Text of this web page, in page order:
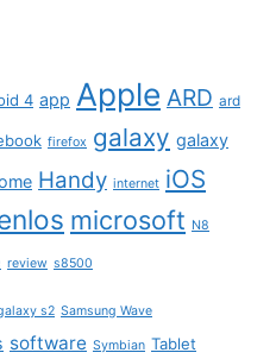
4 app Apple ARD ard
firefox galaxy galaxy
Handy internet iOS
microsoft N8
review s8500
s2 Samsung Wave
software Symbian Tablet